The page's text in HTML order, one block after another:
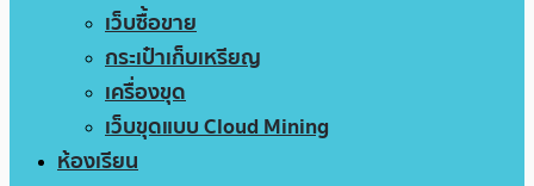
เว็บซื้อขาย
กระเป๋าเก็บเหรียญ
เครื่องขุด
เว็บขุดแบบ Cloud Mining
ห้องเรียน